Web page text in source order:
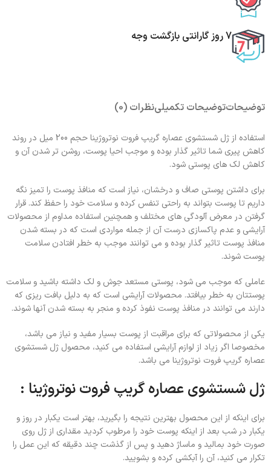
7 روز گارانتی بازگشت وجه
توضیحاتتوضیحات تکمیلینظرات (0)
استفاده از ژل شستشوی عصاره گریپ فروت نوتروژینا حجم 200 میل در روند
کاهش پیری شما تاثیر گذار بوده و موجب احیا پوست، روشن تر شدن آن و
کاهش لک های پوستی شود.
برای داشتن پوستی صاف و درخشان، نیاز است که منافذ پوست را تمیز نگه
داریم تا پوست بتواند به راحتی تنفس کرده و سلامت خود را حفظ کند. قرار
گرفتن در معرض آلودگی های مختلف و همچنین استفاده مداوم از محصولات
آرایشی و عدم پاکسازی درست آن از جمله مواردی است که در بسته شدن
منافذ پوست تاثیر گذار بوده و می توانند موجب به خطر افتادن سلامت
پوست شوند.
عاملی که موجب می شود، پوستی مستعد جوش و لک داشته باشید و سلامت
پوستتان به خطر بیافتد. محصولات آرایشی است که به دلیل بافت ریزی که
دارند می توانند در منافذ پوست نفوذ کرده و منجر به بسته شدن آنها شوند.
یکی از محصولاتی که برای مراقبت از پوست بسیار مفید و نیاز می باشد،
مخصوصا اگر زیاد از لوازم آرایشی استفاده می کنید، محصول ژل شستشوی
عصاره گریپ فروت نوتروژینا می باشد.
ژل شستشوی عصاره گریپ فروت نوتروژینا :
برای اینکه از این محصول بهترین نتیجه را بگیرید، بهتر است یکبار در روز و
یکبار در شب بعد از اینکه پوست خود را مرطوب کردید مقداری از ژل روی
صورت خود بمالید و ماساژ دهید و پس از گذشت چند دقیقه که این عمل را
تکرار می کنید، آن را آبکشی کرده و بشویید.